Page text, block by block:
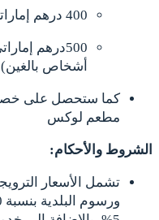
400 درهم إماراتي لليلة (بدون إفطار)
500درهم
أشخاص بالغين)
مطعم لوكس
الشروط والأحكام: